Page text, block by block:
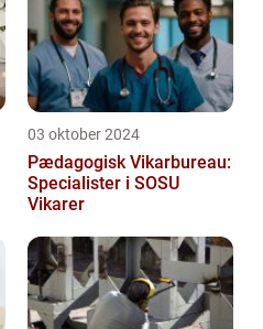
03 oktober 2024
Pædagogisk Vikarbureau:
Specialister i SOSU
Vikarer